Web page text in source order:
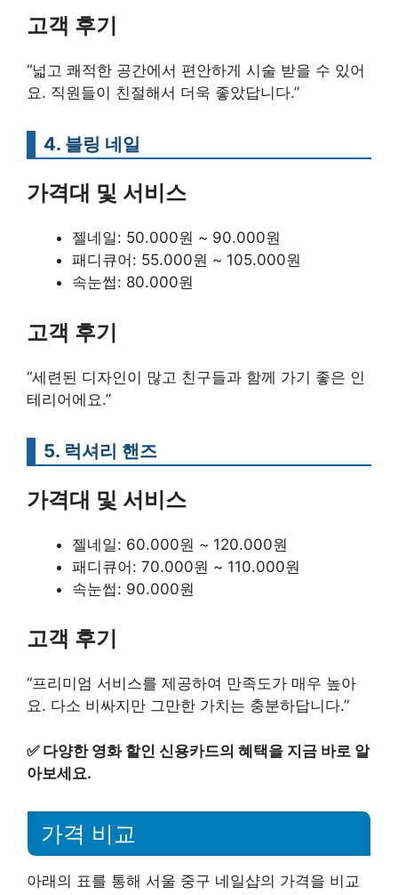
고객 후기
“넓고 쾌적한 공간에서 편안하게 시술 받을 수 있어
요. 직원들이 친절해서 더욱 좋았답니다.”
4. 블링 네일
가격대 및 서비스
젤네일: 50.000원 ~ 90.000원
패디큐어: 55.000원 ~ 105.000원
속눈썹: 80.000원
고객 후기
“세련된 디자인이 많고 친구들과 함께 가기 좋은 인
테리어에요.”
5. 럭셔리 핸즈
가격대 및 서비스
젤네일: 60.000원 ~ 120.000원
패디큐어: 70.000원 ~ 110.000원
속눈썹: 90.000원
고객 후기
“프리미엄 서비스를 제공하여 만족도가 매우 높아
요. 다소 비싸지만 그만한 가치는 충분하답니다.”
✅ 다양한 영화 할인 신용카드의 혜택을 지금 바로 알
아보세요.
가격 비교
아래의 표를 통해 서울 중구 네일샵의 가격을 비교